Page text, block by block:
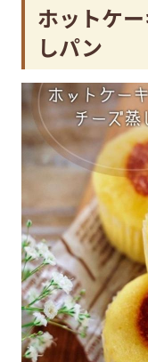
ホットケ
しパン